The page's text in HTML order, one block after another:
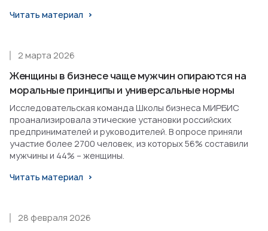
Читать материал
Женщины в бизнесе чаще мужчин опираются на
моральные принципы и универсальные нормы
2 марта 2026
Исследовательская команда Школы бизнеса МИРБИС
проанализировала этические установки российских
предпринимателей и руководителей. В опросе приняли
участие более 2700 человек, из которых 56% составили
мужчины и 44% – женщины.
Читать материал
28 февраля 2026